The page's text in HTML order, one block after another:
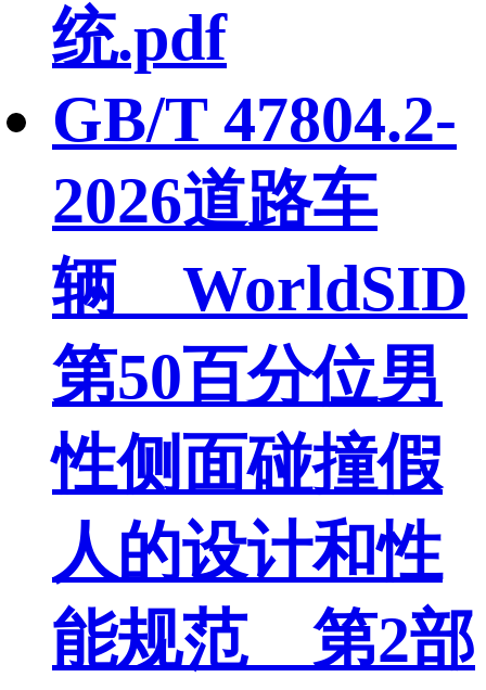
统.pdf
GB/T 47804.2-
2026道路车
辆 WorldSID
第50百分位男
性侧面碰撞假
人的设计和性
能规范 第2部